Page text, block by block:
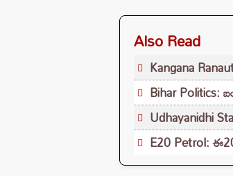
Also Read
Kangana
Bihar Politics:
Udhayanidhi
E20 Petrol: